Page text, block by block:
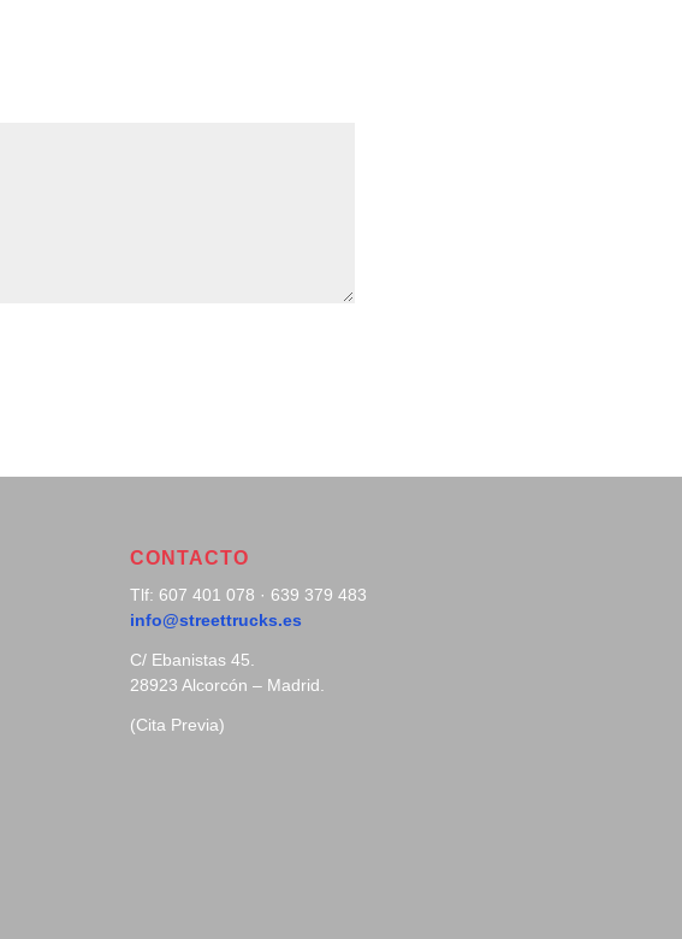
CONTACTO
Tlf: 607 401 078 · 639 379 483
info@streettrucks.es
C/ Ebanistas 45.
28923 Alcorcón – Madrid.
(Cita Previa)